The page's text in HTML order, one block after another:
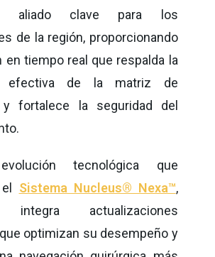
aliado clave para los
de la región, proporcionando
en tiempo real que respalda la
efectiva de la matriz de
y fortalece la seguridad del
tecnológica que
Sistema Nucleus® Nexa™,
integra actualizaciones
optimizan su desempeño y